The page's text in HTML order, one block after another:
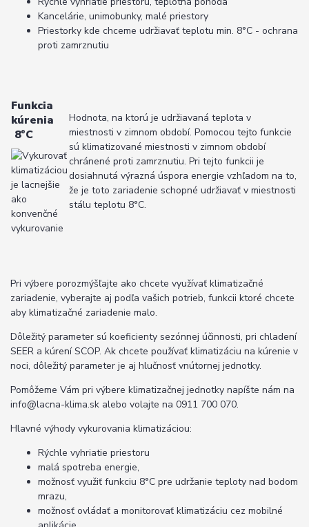
Kancelárie, unimobunky, malé priestory
Priestorky kde chceme udržiavať teplotu min. 8°C - ochrana
proti zamrznutiu
Funkcia
kúrenia
8°C
Hodnota, na ktorú je udržiavaná teplota v
miestnosti v zimnom období. Pomocou tejto funkcie
sú klimatizované miestnosti v zimnom období
chránené proti zamrznutiu. Pri tejto funkcii je
dosiahnutá výrazná úspora energie vzhľadom na to,
že je toto zariadenie schopné udržiavať v miestnosti
stálu teplotu 8°C.
Pri výbere porozmýšľajte ako chcete využívať klimatizačné
zariadenie, vyberajte aj podľa vašich potrieb, funkcii ktoré chcete
aby klimatizačné zariadenie malo.
Dôležitý parameter sú koeficienty sezónnej účinnosti, pri chladení
SEER a kúrení SCOP. Ak chcete používať klimatizáciu na kúrenie v
noci, dôležitý parameter je aj hlučnosť vnútornej jednotky.
Pomôžeme Vám pri výbere klimatizačnej jednotky napíšte nám na
info@lacna-klima.sk alebo volajte na 0911 700 070.
Hlavné výhody vykurovania klimatizáciou:
Rýchle vyhriatie priestoru
malá spotreba energie,
možnosť využiť funkciu 8°C pre udržanie teploty nad bodom
mrazu,
možnosť ovládať a monitorovať klimatizáciu cez mobilné